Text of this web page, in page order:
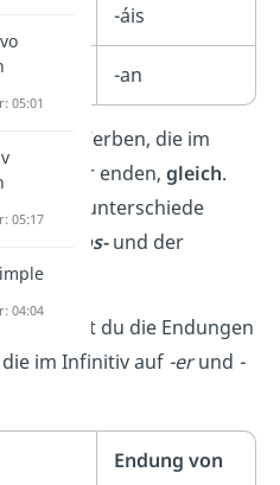
-áis
-an
Verben, die im
er oder -ir enden, gleich.
Bildungsunterschiede
nosotros-und der
auf.
siehst du die Endungen
im Infinitiv auf -erund -
Endung von
05:01
05:17
04:04